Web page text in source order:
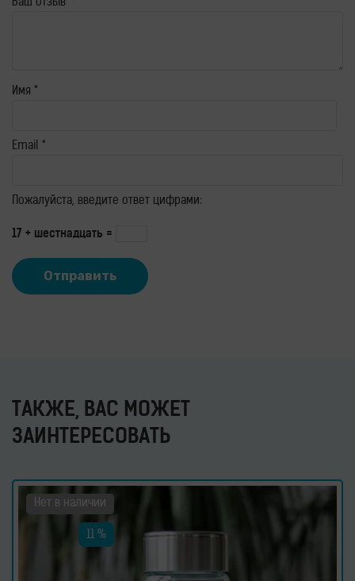
Ваш отзыв *
Имя *
Email *
Пожалуйста, введите ответ цифрами:
17 + шестнадцать =
ТАКЖЕ, ВАС МОЖЕТ
ЗАИНТЕРЕСОВАТЬ
Нет в наличии
11 %